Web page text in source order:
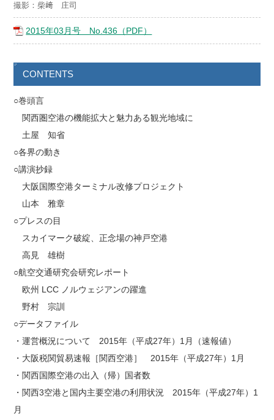
撮影：柴﨑 庄司
2015年03月号 No.436（PDF）
CONTENTS
○巻頭言
関西圏空港の機能拡大と魅力ある観光地域に
土屋 知省
○各界の動き
○講演抄録
大阪国際空港ターミナル改修プロジェクト
山本 雅章
○プレスの目
スカイマーク破綻、正念場の神戸空港
高見 雄樹
○航空交通研究会研究レポート
欧州 LCC ノルウェジアンの躍進
野村 宗訓
○データファイル
・運営概況について 2015年（平成27年）1月（速報値）
・大阪税関貿易速報［関西空港］ 2015年（平成27年）1月
・関西国際空港の出入（帰）国者数
・関西3空港と国内主要空港の利用状況 2015年（平成27年）1
月